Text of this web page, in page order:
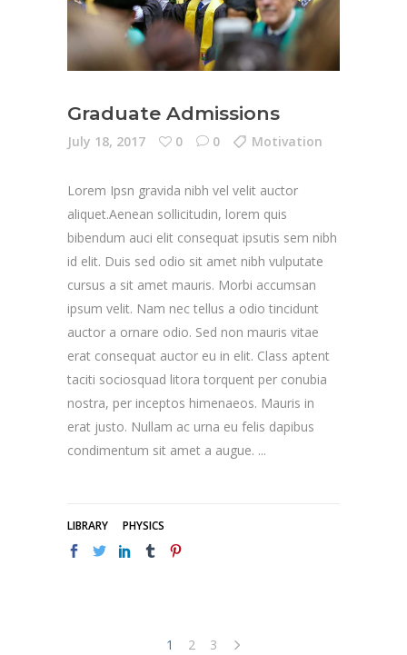
Graduate Admissions
July 18, 2017 0 0 Motivation
Lorem Ipsn gravida nibh vel velit auctor
aliquet.Aenean sollicitudin, lorem quis
bibendum auci elit consequat ipsutis sem nibh
id elit. Duis sed odio sit amet nibh vulputate
cursus a sit amet mauris. Morbi accumsan
ipsum velit. Nam nec tellus a odio tincidunt
auctor a ornare odio. Sed non mauris vitae
erat consequat auctor eu in elit. Class aptent
taciti sociosquad litora torquent per conubia
nostra, per inceptos himenaeos. Mauris in
erat justo. Nullam ac urna eu felis dapibus
condimentum sit amet a augue.
LIBRARY PHYSICS
1 2 3